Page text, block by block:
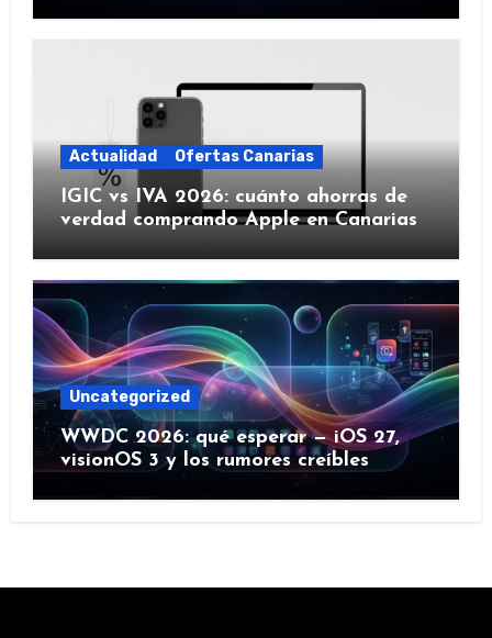
Actualidad Ofertas Canarias
IGIC vs IVA 2026: cuánto ahorras de
verdad comprando Apple en Canarias
Uncategorized
WWDC 2026: qué esperar — iOS 27,
visionOS 3 y los rumores creíbles